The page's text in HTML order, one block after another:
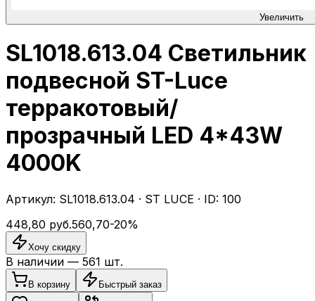
Увеличить
SL1018.613.04 Светильник
подвесной ST-Luce
терракотовый/
прозрачный LED 4*43W
4000K
Артикул: SL1018.613.04 · ST LUCE · ID: 100
448,80 руб.560,70-20%
Хочу скидку
В наличии — 561 шт.
В корзину Быстрый заказ